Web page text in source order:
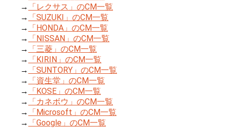
→
「レクサス」のCM一覧
→
「SUZUKI」のCM一覧
→
「HONDA」のCM一覧
→
「NISSAN」のCM一覧
→
「三菱」のCM一覧
→
「KIRIN」のCM一覧
→
「SUNTORY」のCM一覧
→
「資生堂」のCM一覧
→
「KOSE」のCM一覧
→
「カネボウ」のCM一覧
→
「Microsoft」のCM一覧
→
「Google」のCM一覧